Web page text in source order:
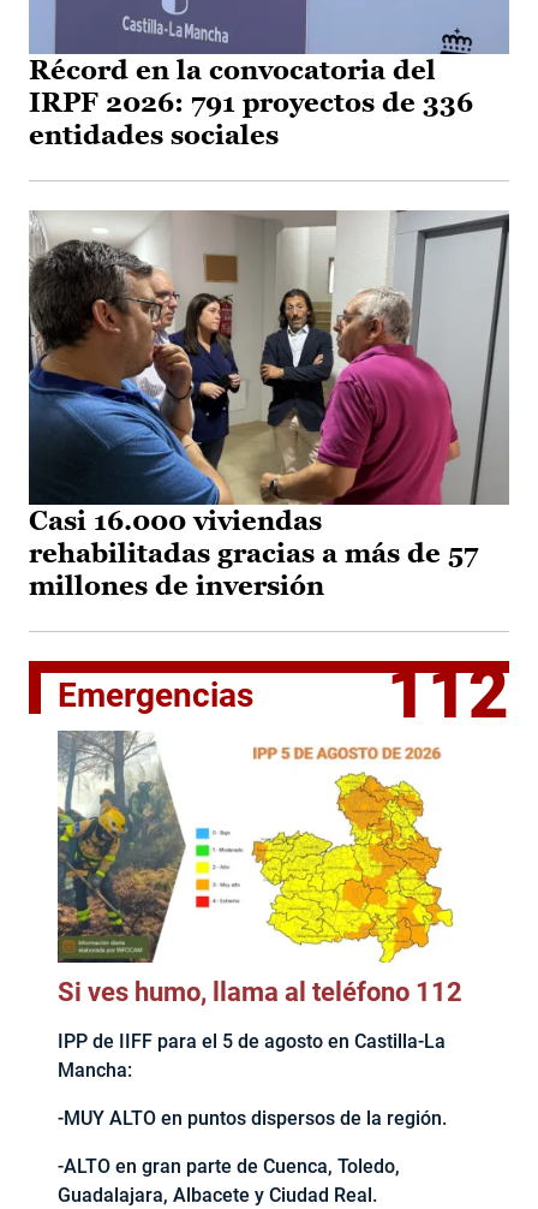
Récord en la convocatoria del
IRPF 2026: 791 proyectos de 336
entidades sociales
Casi 16.000 viviendas
rehabilitadas gracias a más de 57
millones de inversión
Emergencias 112
Si ves humo, llama al teléfono 112
IPP de IIFF para el 5 de agosto en Castilla-La
Mancha:
-MUY ALTO en puntos dispersos de la región.
-ALTO en gran parte de Cuenca, Toledo,
Guadalajara, Albacete y Ciudad Real.